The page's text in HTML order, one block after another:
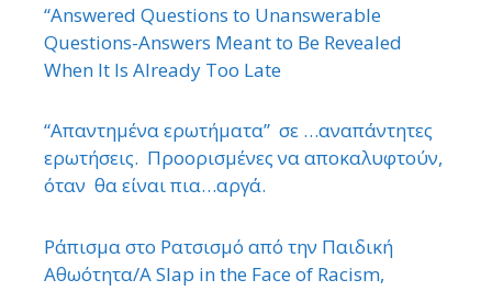
“Answered Questions to Unanswerable
Questions-Answers Meant to Be Revealed
When It Is Already Too Late
“Απαντημένα ερωτήματα” σε …αναπάντητες
ερωτήσεις. Προορισμένες να αποκαλυφτούν,
όταν θα είναι πια…αργά.
Ράπισμα στο Ρατσισμό από την Παιδική
Αθωότητα/A Slap in the Face of Racism,